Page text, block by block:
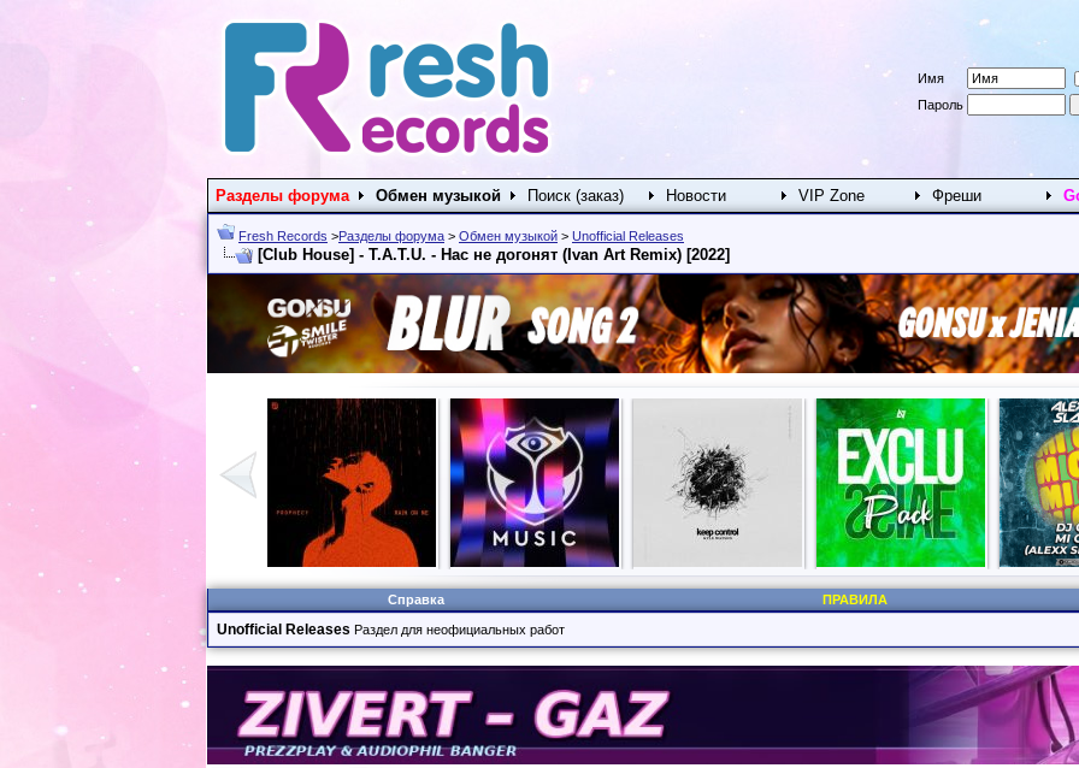
Имя
Пароль
Разделы форума Обмен музыкой Поиск (заказ) Новости VIP Zone Фреши
Fresh Records >Разделы форума > Обмен музыкой > Unofficial Releases
[Club House] - T.A.T.U. - Нас не догонят (Ivan Art Remix) [2022]
Справка ПРАВИЛА
Unofficial Releases Раздел для неофициальных работ